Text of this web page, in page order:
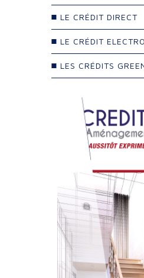
LE CRÉDIT DIRECT
LE CRÉDIT
LES CRÉDITS